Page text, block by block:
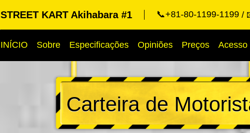
STREET KART Akihabara #1 📞+81-80-1199-1199
INÍCIO Sobre Especificações Opiniões Preços Acesso
Carteira de